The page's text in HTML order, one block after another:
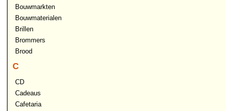
Bouwmarkten
Bouwmaterialen
Brillen
Brommers
Brood
C
CD
Cadeaus
Cafetaria